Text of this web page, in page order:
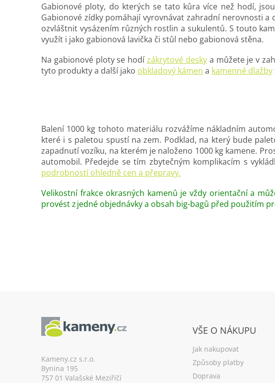
Gabionové ploty, do kterých se tato kůra více než hodí,
Gabionové zídky pomáhají vyrovnávat zahradní nerovnosti
ozvláštnit vysázením různých rostlin a sukulentů. S touto
využít i jako gabionová lavička či stůl nebo gabionová stěna.
Na gabionové ploty se hodízákrytové deskya můžete je v
tyto produkty a další jako obkladový kámen a kamenné dlažby
Balení 1000 kg tohoto materiálu rozvážíme nákladním
které i s paletou spustí na zem. Podklad, na který bude
zapadnutí vozíku, na kterém je naloženo 1000 kg kamene.
automobil. Předejde se tím zbytečným komplikacím s
podrobností ohledně cen a přepravy.
Velikostní frakce okrasných kamenů je vždy orientační a
provést z jedné objednávky a obsah big-bagů před použitím
Kameny.cz s.r.o.
Bynina 195
757 01 Valašské Meziříčí
VŠE O NÁKUPU
Jak nakupovat
Způsoby platby
Doprava